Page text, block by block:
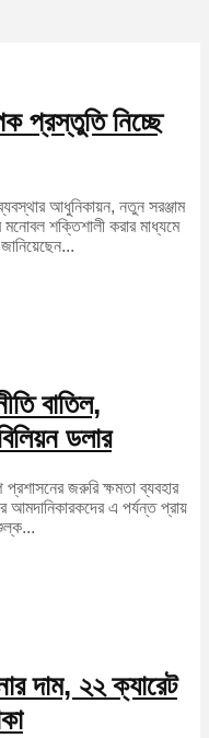
প্রস্তুতি নিচ্ছে
আধুনিকায়ন, নতুন সরঞ্জাম
শক্তিশালী করার মাধ্যমে
বাতিল,
ডলার
প্রশাসনের জরুরি ক্ষমতা ব্যবহার
এ পর্যন্ত প্রায়
দাম, ২২ ক্যারেট